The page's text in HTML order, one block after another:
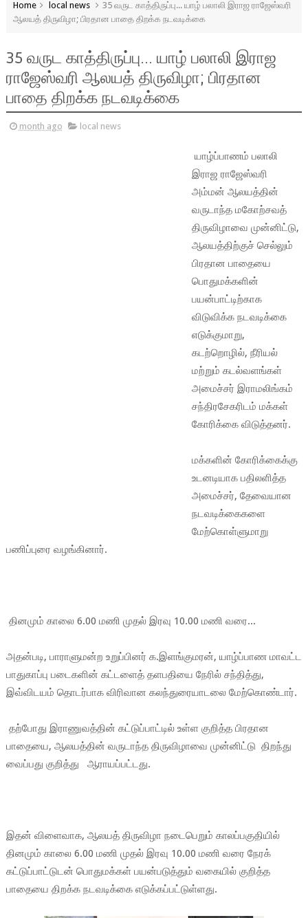
Home local news
35 வருட காத்திருப்பு... யாழ் பலாலி இராஜ ராஜேஸ்வரி
ஆலயத் திருவிழா; பிரதான பாதை திறக்க நடவடிக்கை
35 வருட காத்திருப்பு... யாழ் பலாலி இராஜ
ராஜேஸ்வரி ஆலயத் திருவிழா; பிரதான
பாதை திறக்க நடவடிக்கை
month ago local news
யாழ்ப்பாணம் பலாலி
இராஜ ராஜேஸ்வரி
அம்மன் ஆலயத்தின்
வருடாந்த மகோற்சவத்
திருவிழாவை முன்னிட்டு,
ஆலயத்திற்குச் செல்லும்
பிரதான பாதையை
பொதுமக்களின்
பயன்பாட்டிற்காக
விடுவிக்க நடவடிக்கை
எடுக்குமாறு,
கடற்றொழில், நீரியல்
மற்றும் கடல்வளங்கள்
அமைச்சர் இராமலிங்கம்
சந்திரசேகரிடம் மக்கள்
கோரிக்கை விடுத்தனர்.
மக்களின் கோரிக்கைக்கு
உடனடியாக பதிலளித்த
அமைச்சர், தேவையான
நடவடிக்கைகளை
மேற்கொள்ளுமாறு
பணிப்புரை வழங்கினார்.
தினமும் காலை 6.00 மணி முதல் இரவு 10.00 மணி வரை...
அதன்படி, பாராளுமன்ற உறுப்பினர் க.இளங்குமரன், யாழ்ப்பாண மாவட்ட
பாதுகாப்பு படைகளின் கட்டளைத் தளபதியை நேரில் சந்தித்து,
இவ்விடயம் தொடர்பாக விரிவான கலந்துரையாடலை மேற்கொண்டார்.
தற்போது இராணுவத்தின் கட்டுப்பாட்டில் உள்ள குறித்த பிரதான
பாதையை, ஆலயத்தின் வருடாந்த திருவிழாவை முன்னிட்டு திறந்து
வைப்பது குறித்து ஆராயப்பட்டது.
இதன் விளைவாக, ஆலயத் திருவிழா நடைபெறும் காலப்பகுதியில்
தினமும் காலை 6.00 மணி முதல் இரவு 10.00 மணி வரை நேரக்
கட்டுப்பாட்டுடன் பொதுமக்கள் பயன்படுத்தும் வகையில் குறித்த
பாதையை திறக்க நடவடிக்கை எடுக்கப்பட்டுள்ளது.